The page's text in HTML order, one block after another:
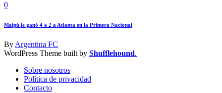
0
Maipú le ganó 4 a 2 a Atlanta en la Primera Nacional
By Argentina FC
WordPress Theme built by Shufflehound.
Sobre nosotros
Política de privacidad
Contacto